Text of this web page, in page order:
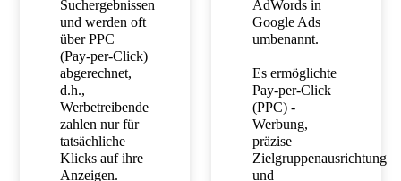
Suchergebnissen
und werden oft
über PPC
(Pay-per-Click)
abgerechnet,
d.h.,
Werbetreibende
zahlen nur für
tatsächliche
Klicks auf ihre
Anzeigen.
AdWords in
Google Ads
umbenannt.
Es ermöglichte
Pay-per-Click
(PPC) -
Werbung,
präzise
Zielgruppenausrichtung
und